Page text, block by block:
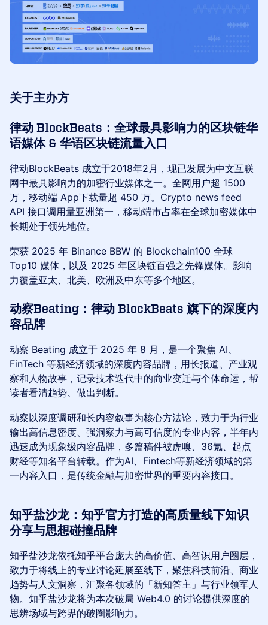
关于主办方
律动 BlockBeats：全球最具影响力的区块链华
语媒体 & 华语区块链流量入口
律动BlockBeats 成立于2018年2月，现已发展为中文互联
网中最具影响力的加密行业媒体之一。全网用户超 1500
万，移动端 App下载量超 450 万。Crypto news feed
API 接口调用量亚洲第一，移动端市占率在全球加密媒体中
长期处于领先地位。
荣获 2025 年 Binance BBW 的 Blockchain100 全球
Top10 媒体，以及 2025 年区块链百强之先锋媒体。影响
力覆盖亚太、北美、欧洲及中东等多个地区。
动察Beating：律动 BlockBeats 旗下的深度内
容品牌
动察 Beating 成立于 2025 年 8 月，是一个聚焦 AI、
FinTech 等新经济领域的深度内容品牌，用长报道、产业观
察和人物故事，记录技术迭代中的商业变迁与个体命运，帮
读者看清趋势、做出判断。
动察以深度调研和长内容叙事为核心方法论，致力于为行业
输出高信息密度、强洞察力与高可信度的专业内容，半年内
迅速成为现象级内容品牌，多篇稿件被虎嗅、36氪、起点
财经等知名平台转载。作为AI、Fintech等新经济领域的第
一内容入口，是传统金融与加密世界的重要内容接口。
知乎盐沙龙：知乎官方打造的高质量线下知识
分享与思想碰撞品牌
知乎盐沙龙依托知乎平台庞大的高价值、高智识用户圈层，
致力于将线上的专业讨论延展至线下，聚焦科技前沿、商业
趋势与人文洞察，汇聚各领域的「新知答主」与行业领军人
物。知乎盐沙龙将为本次破局 Web4.0 的讨论提供深度的
思辨场域与跨界的破圈影响力。